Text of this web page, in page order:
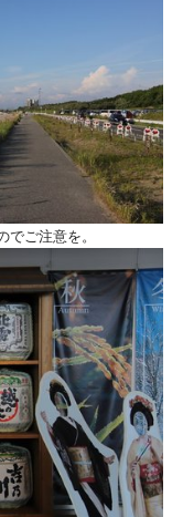
ご注意を。